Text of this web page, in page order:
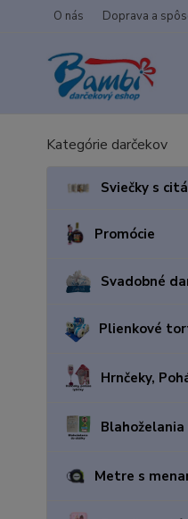
O nás Doprava a
Kategórie darčekov
Sviečky s
Promócie
Svadobné
Plienkové
Hrnčeky,
Metre s